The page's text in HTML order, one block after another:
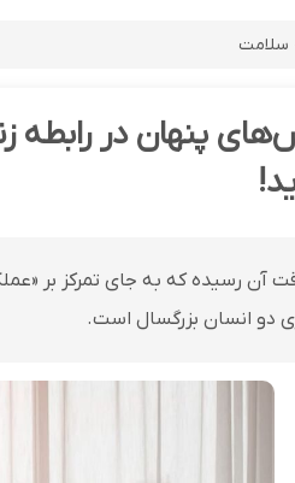
سلامت
پنهان در رابطه
آن رسیده که به جای تمرکز بر
دو انسان بزرگسال است.